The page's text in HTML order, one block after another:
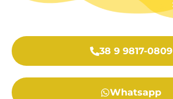
38 9 9817-0809
Whatsapp